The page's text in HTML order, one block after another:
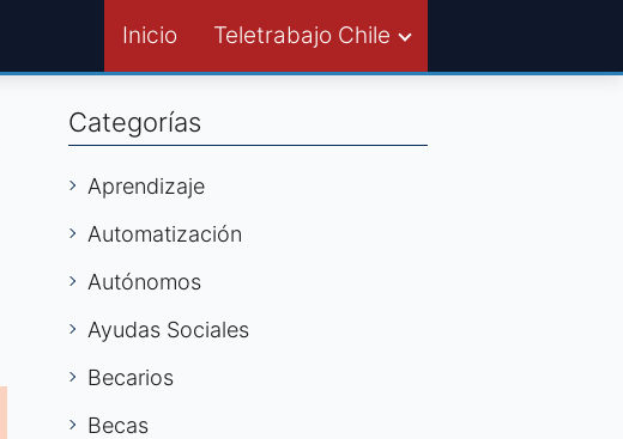
Inicio Teletrabajo Chile
Categorías
Aprendizaje
Automatización
Autónomos
Ayudas Sociales
Becarios
Becas